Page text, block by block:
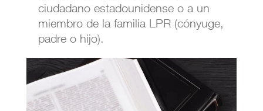
ciudadano estadounidense o a un
miembro de la familia LPR (cónyuge,
padre o hijo).